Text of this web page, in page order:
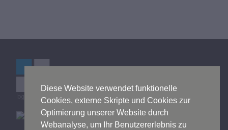
Diese Website verwendet funktionelle
Cookies, externe Skripte und Cookies zur
Optimierung unserer Website durch
Webanalyse, um Ihr Benutzererlebnis zu
logistics mall © by Bitergo GmbH